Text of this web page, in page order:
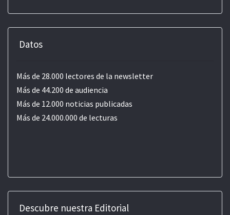
Datos
Más de 28.000 lectores de la newsletter
Más de 44.200 de audiencia
Más de 12.000 noticias publicadas
Más de 24.000.000 de lecturas
Descubre nuestra Editorial